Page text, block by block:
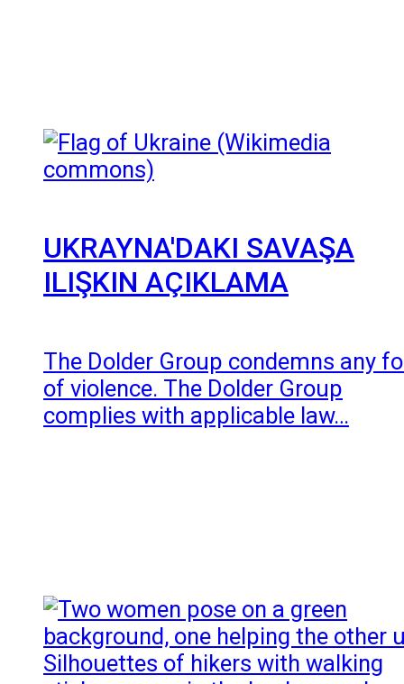
UKRAYNA'DAKI SAVAŞA
ILIŞKIN AÇIKLAMA
The Dolder Group condemns any
of violence. The Dolder Group
complies with applicable law…